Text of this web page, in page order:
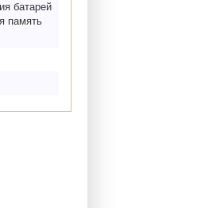
батарей
память